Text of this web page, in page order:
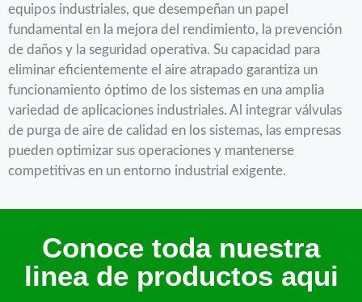
equipos industriales, que desempeñan un papel
fundamental en la mejora del rendimiento, la prevención
de daños y la seguridad operativa. Su capacidad para
eliminar eficientemente el aire atrapado garantiza un
funcionamiento óptimo de los sistemas en una amplia
variedad de aplicaciones industriales. Al integrar válvulas
de purga de aire de calidad en los sistemas, las empresas
pueden optimizar sus operaciones y mantenerse
competitivas en un entorno industrial exigente.
Conoce toda nuestra
linea de productos aqui